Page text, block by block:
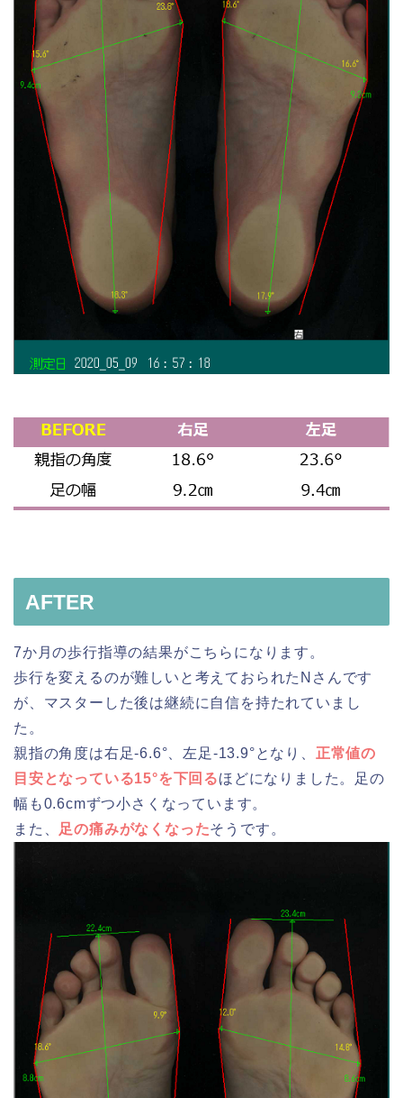
AFTER
7か月の歩行指導の結果がこちらになります。
歩行を変えるのが難しいと考えておられたNさんです
が、マスターした後は継続に自信を持たれていまし
た。
親指の角度は右足-6.6°、左足-13.9°となり、 正常値の
目安となっている15°を下回るほどになりました。足の
幅も0.6cmずつ小さくなっています。
また、 足の痛みがなくなったそうです。